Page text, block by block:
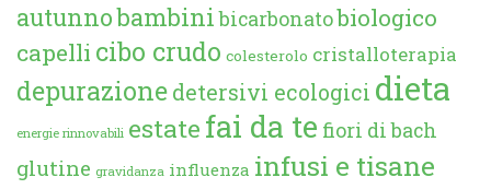
autunnobambini bicarbonatobiologico
capelli cibo crudo colesterolo cristalloterapia
depurazione detersivi ecologici dieta
energie rinnovabili estate fai da te fiori di bach
glutine gravidanza influenza infusi e tisane